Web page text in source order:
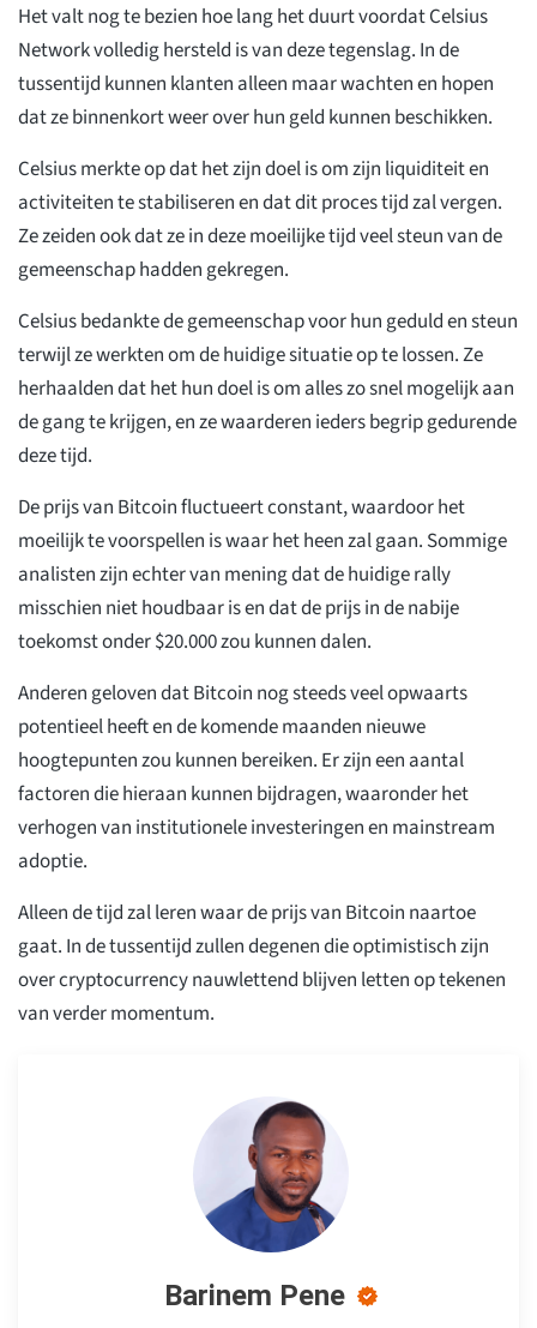
Het valt nog te bezien hoe lang het duurt voordat Celsius
Network volledig hersteld is van deze tegenslag. In de
tussentijd kunnen klanten alleen maar wachten en hopen
dat ze binnenkort weer over hun geld kunnen beschikken.
Celsius merkte op dat het zijn doel is om zijn liquiditeit en
activiteiten te stabiliseren en dat dit proces tijd zal vergen.
Ze zeiden ook dat ze in deze moeilijke tijd veel steun van de
gemeenschap hadden gekregen.
Celsius bedankte de gemeenschap voor hun geduld en steun
terwijl ze werkten om de huidige situatie op te lossen. Ze
herhaalden dat het hun doel is om alles zo snel mogelijk aan
de gang te krijgen, en ze waarderen ieders begrip gedurende
deze tijd.
De prijs van Bitcoin fluctueert constant, waardoor het
moeilijk te voorspellen is waar het heen zal gaan. Sommige
analisten zijn echter van mening dat de huidige rally
misschien niet houdbaar is en dat de prijs in de nabije
toekomst onder $20.000 zou kunnen dalen.
Anderen geloven dat Bitcoin nog steeds veel opwaarts
potentieel heeft en de komende maanden nieuwe
hoogtepunten zou kunnen bereiken. Er zijn een aantal
factoren die hieraan kunnen bijdragen, waaronder het
verhogen van institutionele investeringen en mainstream
adoptie.
Alleen de tijd zal leren waar de prijs van Bitcoin naartoe
gaat. In de tussentijd zullen degenen die optimistisch zijn
over cryptocurrency nauwlettend blijven letten op tekenen
van verder momentum.
Barinem Pene